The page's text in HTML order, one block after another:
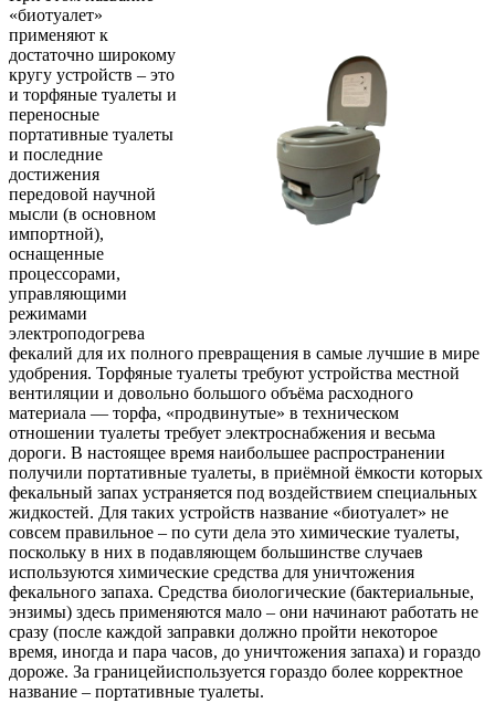
«биотуалет»
применяют к
достаточно широкому
кругу устройств – это
и торфяные туалеты и
переносные
портативные туалеты
и последние
достижения
передовой научной
мысли (в основном
импортной),
оснащенные
процессорами,
управляющими
режимами
электроподогрева
фекалий для их полного превращения в самые лучшие в мире
удобрения. Торфяные туалеты требуют устройства местной
вентиляции и довольно большого объёма расходного
материала — торфа, «продвинутые» в техническом
отношении туалеты требует электроснабжения и весьма
дороги. В настоящее время наибольшее распространении
получили портативные туалеты, в приёмной ёмкости которых
фекальный запах устраняется под воздействием специальных
жидкостей. Для таких устройств название «биотуалет» не
совсем правильное – по сути дела это химические туалеты,
поскольку в них в подавляющем большинстве случаев
используются химические средства для уничтожения
фекального запаха. Средства биологические (бактериальные,
энзимы) здесь применяются мало – они начинают работать не
сразу (после каждой заправки должно пройти некоторое
время, иногда и пара часов, до уничтожения запаха) и гораздо
дороже. За границейиспользуется гораздо более корректное
название – портативные туалеты.